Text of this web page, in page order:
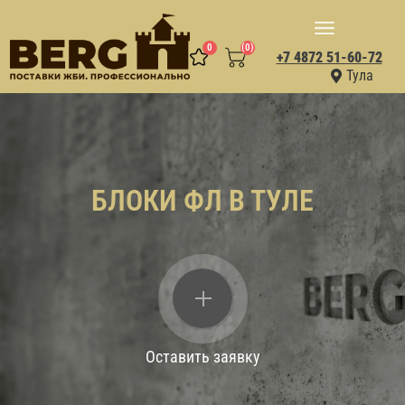
Тула
0 (0)
+7 4872 51-60-72
БЛОКИ ФЛ В ТУЛЕ
Оставить заявку